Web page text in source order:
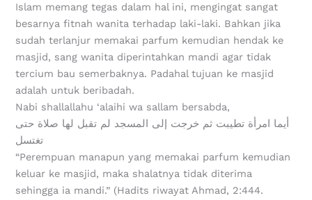
Islam memang tegas dalam hal ini, mengingat sangat
besarnya fitnah wanita terhadap laki-laki. Bahkan jika
sudah terlanjur memakai parfum kemudian hendak ke
masjid, sang wanita diperintahkan mandi agar tidak
tercium bau semerbaknya. Padahal tujuan ke masjid
adalah untuk beribadah.
Nabi shallallahu ‘alaihi wa sallam bersabda,
أيما امرأة تطيبت ثم خرجت إلى المسجد لم تقبل لها صلاة حتى
تغتسل
“Perempuan manapun yang memakai parfum kemudian
keluar ke masjid, maka shalatnya tidak diterima
sehingga ia mandi.” (Hadits riwayat Ahmad, 2:444.